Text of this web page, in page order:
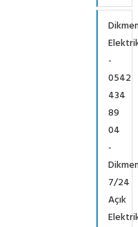
-
0542
434
89
04
-
7/24
Açık